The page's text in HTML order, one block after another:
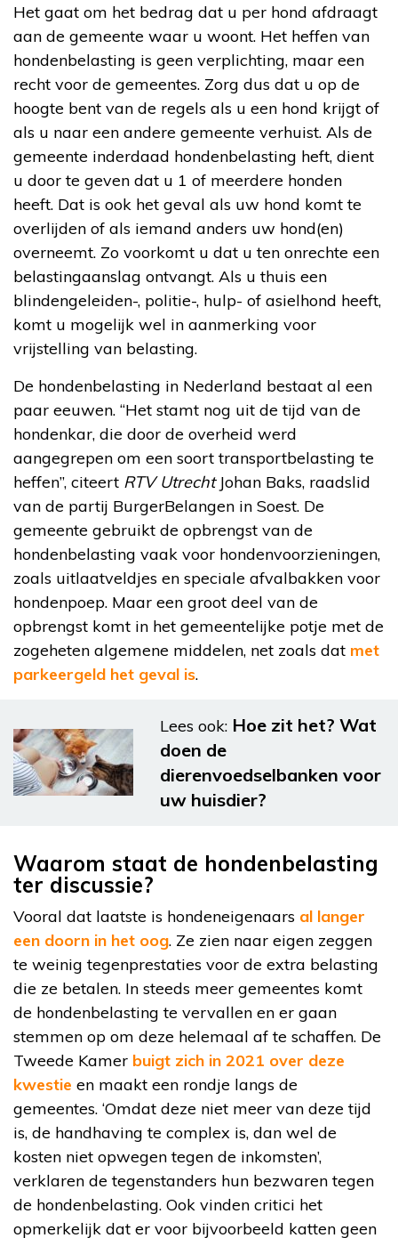
Het gaat om het bedrag dat u per hond afdraagt
aan de gemeente waar u woont. Het heffen van
hondenbelasting is geen verplichting, maar een
recht voor de gemeentes. Zorg dus dat u op de
hoogte bent van de regels als u een hond krijgt of
als u naar een andere gemeente verhuist. Als de
gemeente inderdaad hondenbelasting heft, dient
u door te geven dat u 1 of meerdere honden
heeft. Dat is ook het geval als uw hond komt te
overlijden of als iemand anders uw hond(en)
overneemt. Zo voorkomt u dat u ten onrechte een
belastingaanslag ontvangt. Als u thuis een
blindengeleiden-, politie-, hulp- of asielhond heeft,
komt u mogelijk wel in aanmerking voor
vrijstelling van belasting.
De hondenbelasting in Nederland bestaat al een
paar eeuwen. “Het stamt nog uit de tijd van de
hondenkar, die door de overheid werd
aangegrepen om een soort transportbelasting te
heffen”, citeert RTV UtrechtJohan Baks, raadslid
van de partij BurgerBelangen in Soest. De
gemeente gebruikt de opbrengst van de
hondenbelasting vaak voor hondenvoorzieningen,
zoals uitlaatveldjes en speciale afvalbakken voor
hondenpoep. Maar een groot deel van de
opbrengst komt in het gemeentelijke potje met de
zogeheten algemene middelen, net zoals dat met
parkeergeld het geval is.
Lees ook: Hoe zit het? Wat
doen de
dierenvoedselbanken voor
uw huisdier?
Waarom staat de hondenbelasting
ter discussie?
Vooral dat laatste is hondeneigenaars al langer
een doorn in het oog. Ze zien naar eigen zeggen
te weinig tegenprestaties voor de extra belasting
die ze betalen. In steeds meer gemeentes komt
de hondenbelasting te vervallen en er gaan
stemmen op om deze helemaal af te schaffen. De
Tweede Kamer buigt zich in 2021 over deze
kwestie en maakt een rondje langs de
gemeentes. ‘Omdat deze niet meer van deze tijd
is, de handhaving te complex is, dan wel de
kosten niet opwegen tegen de inkomsten’,
verklaren de tegenstanders hun bezwaren tegen
de hondenbelasting. Ook vinden critici het
opmerkelijk dat er voor bijvoorbeeld katten geen